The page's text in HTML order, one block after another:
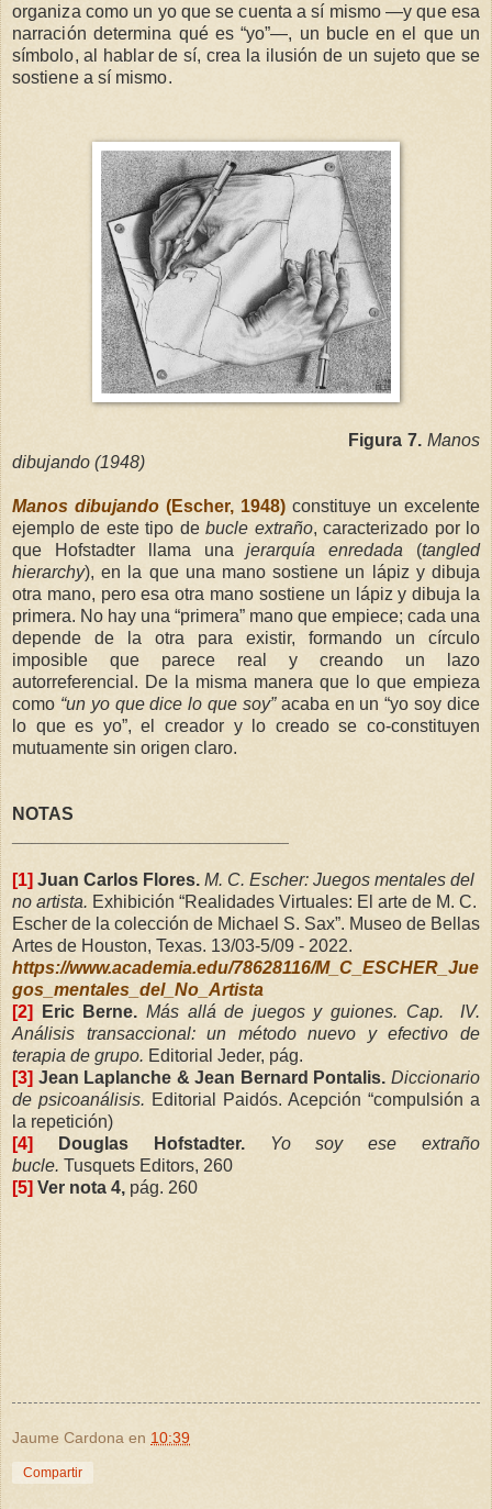
organiza como un yo que se cuenta a sí mismo —y que esa
narración determina qué es “yo”—, un bucle en el que un
símbolo, al hablar de sí, crea la ilusión de un sujeto que se
sostiene a sí mismo.
Figura 7. Manos
dibujando (1948)
Manos dibujando (Escher, 1948) constituye un excelente
ejemplo de este tipo debucle extraño, caracterizado por lo
que Hofstadter llama unajerarquía enredada (tangled
hierarchy), en la que una mano sostiene un lápiz y dibuja
otra mano, pero esa otra mano sostiene un lápiz y dibuja la
primera. No hay una “primera” mano que empiece; cada una
depende de la otra para existir, formando un círculo
imposible que parece real y creando un lazo
autorreferencial. De la misma manera que lo que empieza
como “un yo que dice lo que soy”acaba en un “yo soy dice
lo que es yo”, el creador y lo creado se co-constituyen
mutuamente sin origen claro.
NOTAS
[1] Juan Carlos Flores. M. C. Escher: Juegos mentales del
no artista. Exhibición “Realidades Virtuales: El arte de M. C.
Escher de la colección de Michael S. Sax”. Museo de Bellas
Artes de Houston, Texas. 13/03-5/09 - 2022.
https://www.academia.edu/78628116/M_C_ESCHER_Jue
gos_mentales_del_No_Artista
[2]
Eric Berne. Más allá de juegos y guiones. Cap. IV.
Análisis transaccional: un método nuevo y efectivo de
terapia de grupo. Editorial Jeder, pág.
[3] Jean Laplanche & Jean Bernard Pontalis. Diccionario
de psicoanálisis. Editorial Paidós. Acepción “compulsión a
la repetición)
[4]
Douglas Hofstadter. Yo soy ese extraño
bucle. Tusquets Editors, 260
[5] Ver nota 4, pág. 260
Jaume Cardona en 10:39
Compartir